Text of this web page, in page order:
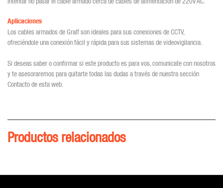
Aplicaciones
Los cables armados de Gralf son ideales para sus conexiones de CCTV,
ofreciéndole una conexión fácil y rápida para sus sistemas de videovigilancia.
Si deseas saber o confirmar si este producto es para vos, comunicate con nosotros
y te asesoraremos para quitarte todas las dudas a través de nuestra sección
Contacto de esta web.
Productos relacionados